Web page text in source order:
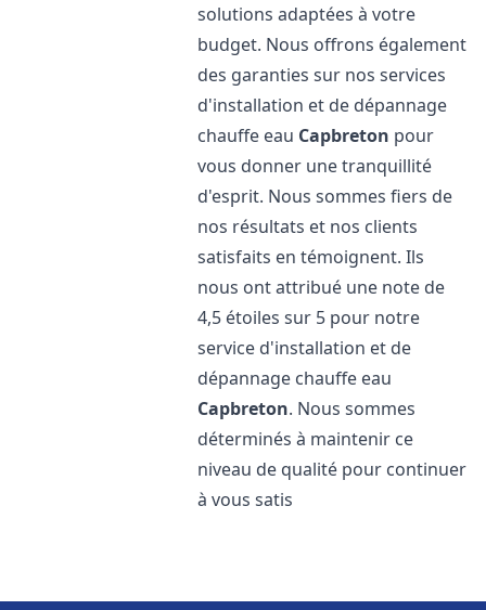
solutions adaptées à votre
budget. Nous offrons également
des garanties sur nos services
d'installation et de dépannage
chauffe eau Capbreton pour
vous donner une tranquillité
d'esprit. Nous sommes fiers de
nos résultats et nos clients
satisfaits en témoignent. Ils
nous ont attribué une note de
4,5 étoiles sur 5 pour notre
service d'installation et de
dépannage chauffe eau
Capbreton. Nous sommes
déterminés à maintenir ce
niveau de qualité pour continuer
à vous satis